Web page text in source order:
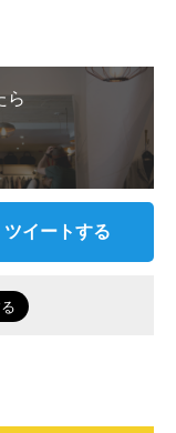
ら
ツイートする